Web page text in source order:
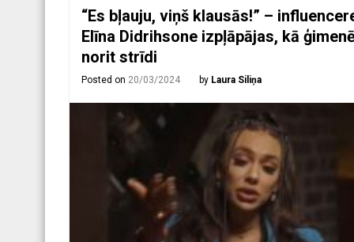
“Es bļauju, viņš klausās!” –
Elīna Didrihsone izpļāpājas, kā
norit strīdi
Posted on 20/03/2024 by Laura Siliņa